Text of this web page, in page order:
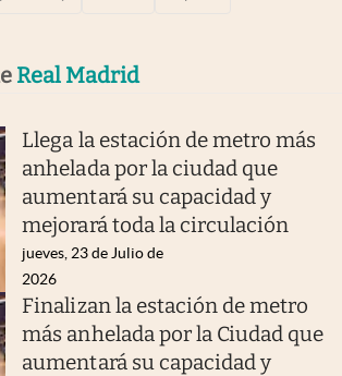
Real Madrid
Llega la estación de metro más
anhelada por la ciudad que
aumentará su capacidad y
mejorará toda la circulación
jueves, 23 de Julio de
2026
Finalizan la estación de metro
más anhelada por la Ciudad que
aumentará su capacidad y